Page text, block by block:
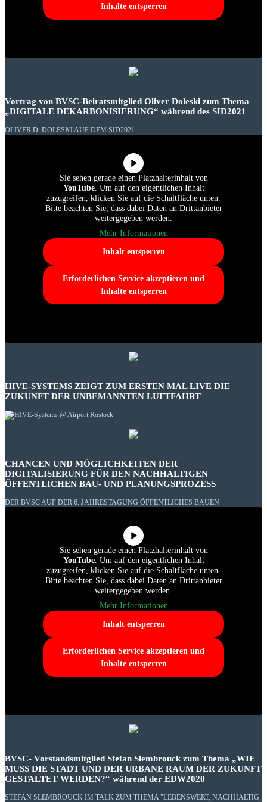
Inhalte entsperren
Vortrag von BVSC-Beiratsmitglied Oliver Doleski zum Thema
„DIGITALE DEKARBONISIERUNG“ während des SID2021
OLIVER D. DOLESKI AUF DEM SID2021
Sie sehen gerade einen Platzhalterinhalt von
YouTube. Um auf den eigentlichen Inhalt
zuzugreifen, klicken Sie auf die Schaltfläche unten.
Bitte beachten Sie, dass dabei Daten an Drittanbieter
weitergegeben werden.
Mehr Informationen
Inhalt entsperren
Erforderlichen Service akzeptieren und
Inhalte entsperren
HIVE-SYSTEMS ZEIGT ZUM ERSTEN MAL LIVE DIE
ZUKUNFT DER UNBEMANNTEN LUFTFAHRT
CHANCEN UND MÖGLICHKEITEN DER
DIGITALISIERUNG FÜR DEN NACHHALTIGEN
ÖFFENTLICHEN BAU- UND PLANUNGSPROZESS
DER BVSC AUF DER 6. JAHRESTAGUNG ÖFFENTLICHES BAUEN
Sie sehen gerade einen Platzhalterinhalt von
YouTube. Um auf den eigentlichen Inhalt
zuzugreifen, klicken Sie auf die Schaltfläche unten.
Bitte beachten Sie, dass dabei Daten an Drittanbieter
weitergegeben werden.
Mehr Informationen
Inhalt entsperren
Erforderlichen Service akzeptieren und
Inhalte entsperren
BVSC- Vorstandsmitglied Stefan Slembrouck zum Thema „WIE
MUSS DIE STADT UND DER URBANE RAUM DER ZUKUNFT
GESTALTET WERDEN?“ während der EDW2020
STEFAN SLEMBROUCK IM TALK ZUM THEMA "LEBENSWERT, NACHHALTIG,